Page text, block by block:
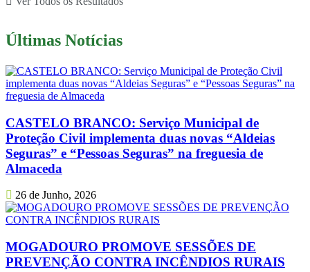
Últimas Notícias
CASTELO BRANCO: Serviço Municipal de
Proteção Civil implementa duas novas “Aldeias
Seguras” e “Pessoas Seguras” na freguesia de
Almaceda
26 de Junho, 2026
MOGADOURO PROMOVE SESSÕES DE
PREVENÇÃO CONTRA INCÊNDIOS RURAIS